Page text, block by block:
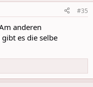
#35
anderen
es die selbe